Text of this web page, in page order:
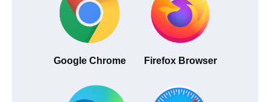
Google Chrome Firefox Browser